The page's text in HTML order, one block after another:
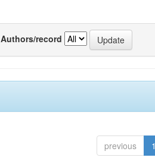
Authors/record
previous 1